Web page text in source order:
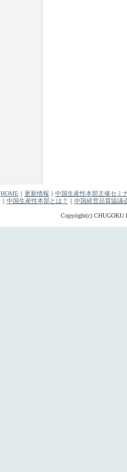
HOME ｜ 更新情報 ｜ 中国生産性本部主催セミ
｜ 中国生産性本部とは？ ｜ 中国経営品質協議
Copyright(c) CHUGOKU